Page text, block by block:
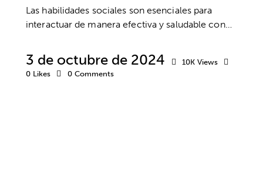
Las habilidades sociales son esenciales para
interactuar de manera efectiva y saludable con…
3 de octubre de 2024 10K Views
0 Likes 0 Comments